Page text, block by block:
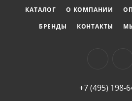
КАТАЛОГ О КОМПАНИИ
БРЕНДЫ
КОНТАКТЫ
+7 (495) 198-